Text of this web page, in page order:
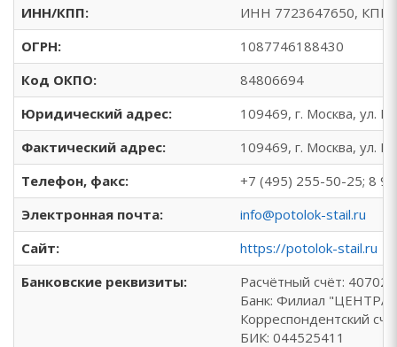
ИНН/КПП:
ИНН 7723647650, КПП
ОГРН:
1087746188430
Код ОКПО:
84806694
Юридический адрес:
109469, г. Москва, ул.
Фактический адрес:
109469, г. Москва, ул.
Телефон, факс:
+7 (495) 255-50-25; 8
Электронная почта:
info@potolok-stail.ru
Сайт:
https://potolok-stail.ru
Банковские реквизиты:
Расчётный счёт:
Банк: Филиал
Корреспондентский
БИК: 044525411